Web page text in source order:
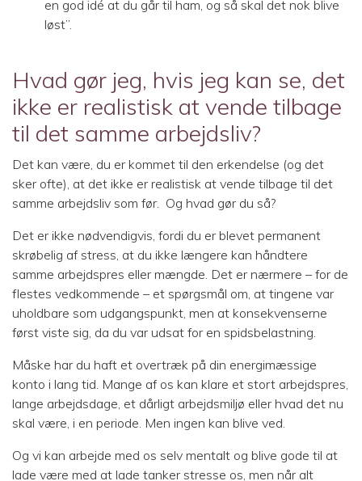
en god idé at du går til ham, og så skal det nok blive
løst”.
Hvad gør jeg, hvis jeg kan se, det
ikke er realistisk at vende tilbage
til det samme arbejdsliv?
Det kan være, du er kommet til den erkendelse (og det
sker ofte), at det ikke er realistisk at vende tilbage til det
samme arbejdsliv som før. Og hvad gør du så?
Det er ikke nødvendigvis, fordi du er blevet permanent
skrøbelig af stress, at du ikke længere kan håndtere
samme arbejdspres eller mængde. Det er nærmere – for de
flestes vedkommende – et spørgsmål om, at tingene var
uholdbare som udgangspunkt, men at konsekvenserne
først viste sig, da du var udsat for en spidsbelastning.
Måske har du haft et overtræk på din energimæssige
konto i lang tid. Mange af os kan klare et stort arbejdspres,
lange arbejdsdage, et dårligt arbejdsmiljø eller hvad det nu
skal være, i en periode. Men ingen kan blive ved.
Og vi kan arbejde med os selv mentalt og blive gode til at
lade være med at lade tanker stresse os, men når alt